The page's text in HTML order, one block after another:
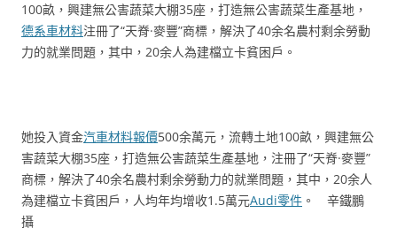
100畝，興建無公害蔬菜大棚35座，打造無公害蔬菜生產基地，
德系車材料注冊了“天脊·麥豐”商標，解決了40余名農村剩余勞動
力的就業問題，其中，20余人為建檔立卡貧困戶。
她投入資金汽車材料報價500余萬元，流轉土地100畝，興建無公
害蔬菜大棚35座，打造無公害蔬菜生產基地，注冊了“天脊·麥豐”
商標，解決了40余名農村剩余勞動力的就業問題，其中，20余人
為建檔立卡貧困戶，人均年均增收1.5萬元Audi零件 。 辛鐵鵬
攝